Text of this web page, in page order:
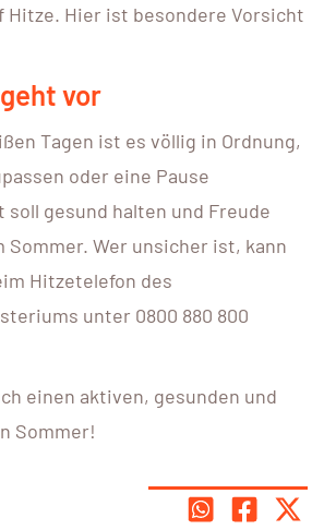
Hitze. Hier ist besondere Vorsicht
vor
Tagen ist es völlig in Ordnung,
oder eine Pause
soll gesund halten und Freude
Sommer. Wer unsicher ist, kann
Hitzetelefon des
unter 0800 880 800
einen aktiven, gesunden und
Sommer!